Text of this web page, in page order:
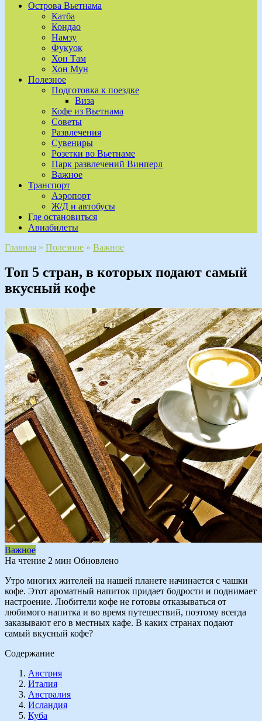
Острова Вьетнама
Катба
Кондао
Намзу
Фукуок
Хон Там
Хон Мун
Полезное
Подготовка к поездке
Виза
Кофе из Вьетнама
Советы
Развлечения
Сувениры
Розетки во Вьетнаме
Парк развлечений Винперл
Важное
Транспорт
Аэропорт
Ж/Д и автобусы
Где остановиться
Авиабилеты
Главная » Полезное » Важное
Топ 5 стран, в которых подают самый
вкусный кофе
Важное
На чтение 2 мин Обновлено
Утро многих жителей на нашей планете начинается с чашки
кофе. Этот ароматный напиток придает бодрости и поднимает
настроение. Любители кофе не готовы отказываться от
любимого напитка и во время путешествий, поэтому всегда
заказывают его в местных кафе. В каких странах подают
самый вкусный кофе?
Содержание
Австрия
Италия
Австралия
Исландия
Куба